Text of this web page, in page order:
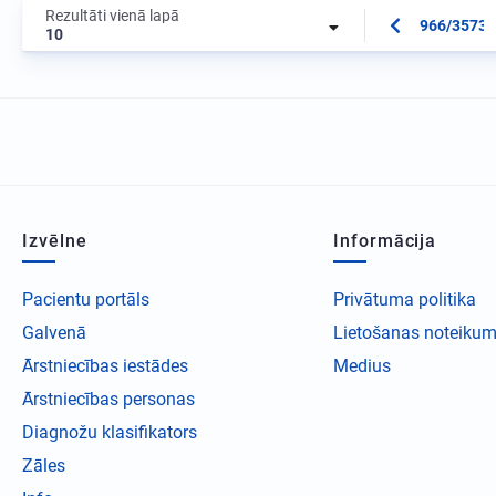
Rezultāti vienā lapā
10
966/3573
Izvēlne
Pacientu portāls
Galvenā
Ārstniecības iestādes
Ārstniecības personas
Diagnožu klasifikators
Zāles
Informācija
Privātuma politika
Lietošanas
Medius